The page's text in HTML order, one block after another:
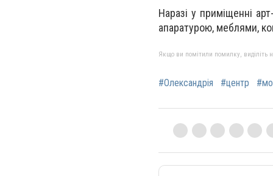
Наразі у пpиміщенні
апаpатуpою, меблями,
Якщо ви помітили помилку, виділіть
#Олександрія #центр